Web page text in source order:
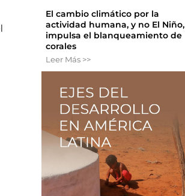
El cambio climático por la
actividad humana, y no El Niño,
impulsa el blanqueamiento de
corales
Leer Más >>